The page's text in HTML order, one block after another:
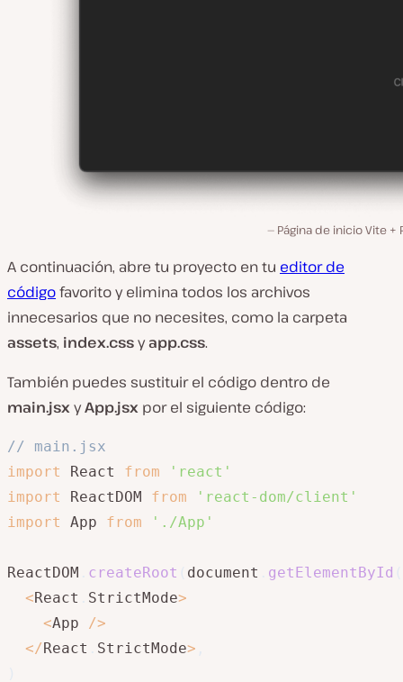
Página de inicio Vite +
A continuación, abre tu proyecto en tu editor de
códigofavorito y elimina todos los archivos
innecesarios que no necesites, como la carpeta
assets, index.cssyapp.css.
También puedes sustituir el código dentro de
main.jsxyApp.jsx por el siguiente código:
// main.jsx
import
React from
'react'
import
ReactDOM from
'react-dom/client'
import
App from './App'
ReactDOM createRoot document getElementById
<React StrictMode>
<App />
</React StrictMode>